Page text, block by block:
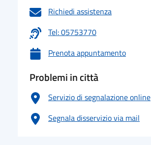
Richiedi assistenza
Tel: 05753770
Prenota appuntamento
Problemi in città
Servizio di segnalazione online
Segnala disservizio via mail